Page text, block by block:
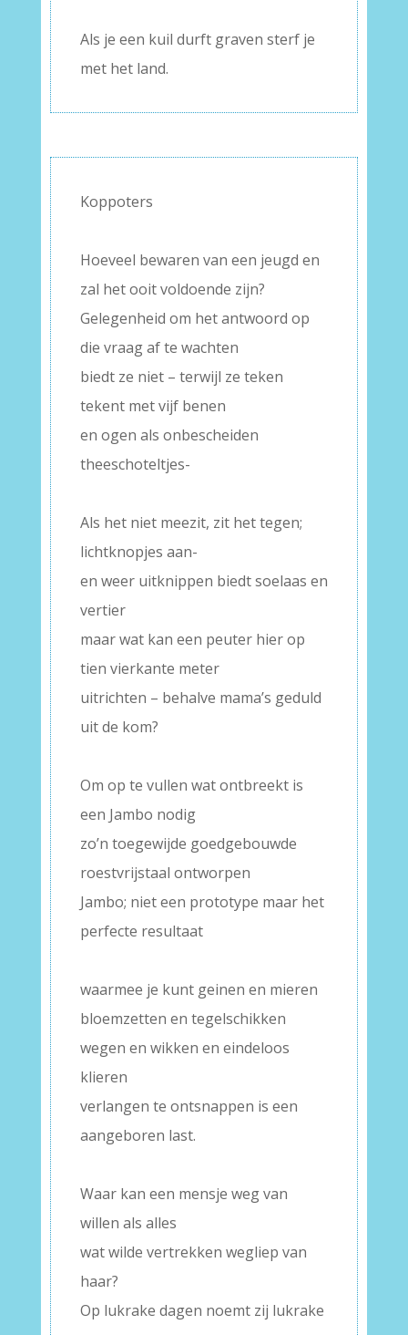
Als je een kuil durft graven sterf je
met het land.
Koppoters
Hoeveel bewaren van een jeugd en
zal het ooit voldoende zijn?
Gelegenheid om het antwoord op
die vraag af te wachten
biedt ze niet – terwijl ze teken
tekent met vijf benen
en ogen als onbescheiden
theeschoteltjes-
Als het niet meezit, zit het tegen;
lichtknopjes aan-
en weer uitknippen biedt soelaas en
vertier
maar wat kan een peuter hier op
tien vierkante meter
uitrichten – behalve mama’s geduld
uit de kom?
Om op te vullen wat ontbreekt is
een Jambo nodig
zo’n toegewijde goedgebouwde
roestvrijstaal ontworpen
Jambo; niet een prototype maar het
perfecte resultaat
waarmee je kunt geinen en mieren
bloemzetten en tegelschikken
wegen en wikken en eindeloos
klieren
verlangen te ontsnappen is een
aangeboren last.
Waar kan een mensje weg van
willen als alles
wat wilde vertrekken wegliep van
haar?
Op lukrake dagen noemt zij lukrake